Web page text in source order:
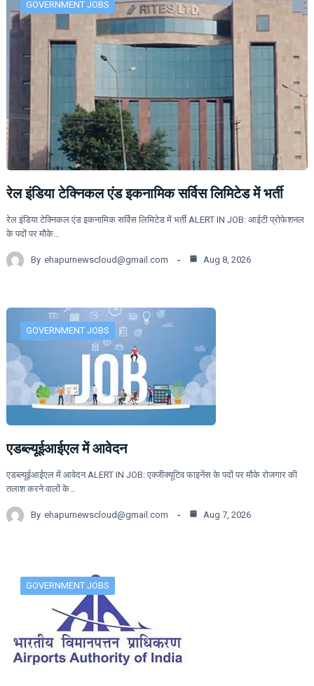
GOVERNMENT JOBS
रेल इंडिया टेक्निकल एंड इकनामिक सर्विस लिमिटेड में भर्ती
रेल इंडिया टेक्निकल एंड इकनामिक सर्विस लिमिटेड में भर्ती ALERT IN JOB: आईटी प्रोफेशनल
के पदों पर मौके…
By ehapurnewscloud@gmail.com Aug 8, 2026
GOVERNMENT JOBS
एडब्ल्यूईआईएल में आवेदन
एडब्ल्यूईआईएल में आवेदन ALERT IN JOB: एक्जीक्यूटिव फाइनेंस के पदों पर मौके रोजगार की
तलाश करने वालों के…
By ehapurnewscloud@gmail.com Aug 7, 2026
GOVERNMENT JOBS